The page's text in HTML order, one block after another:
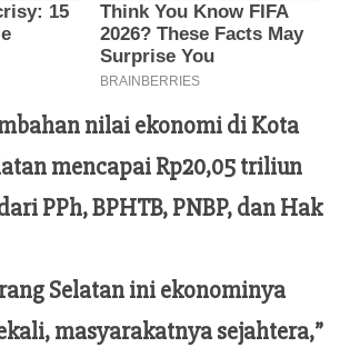
nilai ekonomi di Kota
mencapai Rp20,05 triliun
PPh, BPHTB, PNBP, dan Hak
Selatan ini ekonominya
masyarakatnya sejahtera,”